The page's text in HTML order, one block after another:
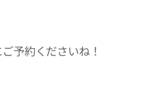
予約くださいね！